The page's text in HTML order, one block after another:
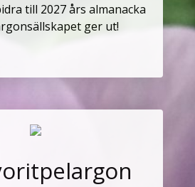
till 2027 års almanacka
ger ut!